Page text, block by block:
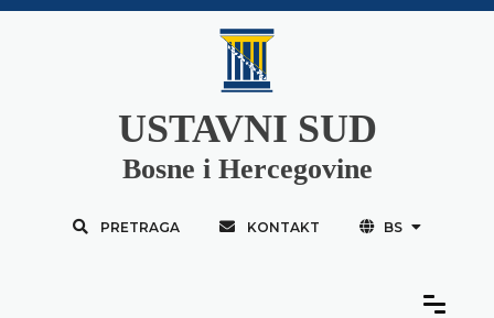
USTAVNI SUD
Bosne i Hercegovine
PRETRAGA KONTAKT BS